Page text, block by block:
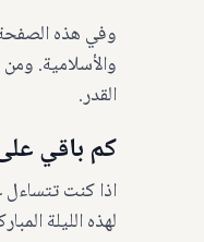
وفي هذه الصفحة
القدر.
كم باقي على
لهذه الليلة